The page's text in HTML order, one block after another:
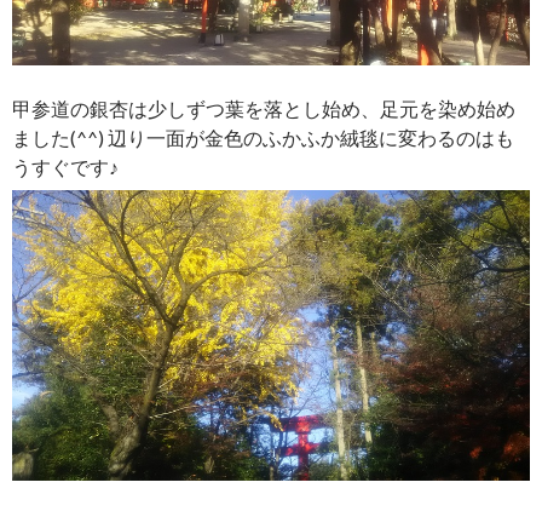
甲参道の銀杏は少しずつ葉を落とし始め、足元を染め始め
ました(^^) 辺り一面が金色のふかふか絨毯に変わるのはも
うすぐです♪